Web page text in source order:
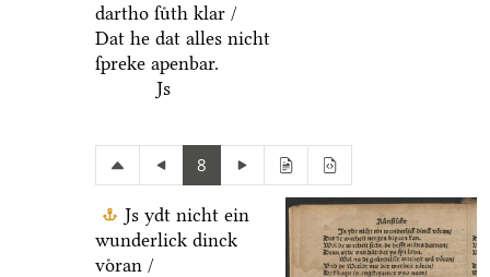
dartho ſuͤth klar /
Dat he dat alles nicht
ſpreke apenbar.
Js
8
Js ydt nicht ein
wunderlick dinck
voͤran /